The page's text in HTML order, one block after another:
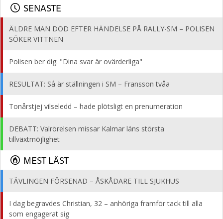
SENASTE
ÄLDRE MAN DÖD EFTER HÄNDELSE PÅ RALLY-SM – POLISEN
SÖKER VITTNEN
Polisen ber dig: "Dina svar är ovärderliga"
RESULTAT: Så är ställningen i SM – Fransson tvåa
Tonårstjej vilseledd – hade plötsligt en prenumeration
DEBATT: Valrörelsen missar Kalmar läns största
tillväxtmöjlighet
MEST LÄST
TÄVLINGEN FÖRSENAD – ÅSKÅDARE TILL SJUKHUS
I dag begravdes Christian, 32 – anhöriga framför tack till alla
som engagerat sig